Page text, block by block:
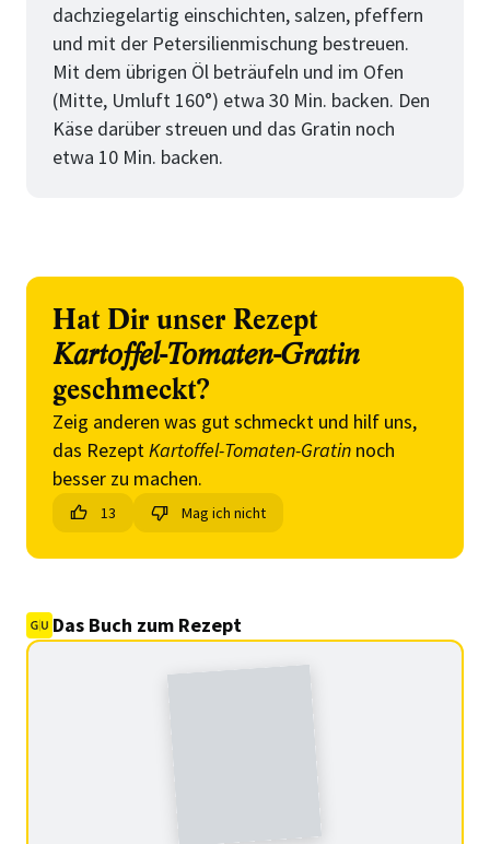
dachziegelartig einschichten, salzen, pfeffern
und mit der Petersilienmischung bestreuen.
Mit dem übrigen Öl beträufeln und im Ofen
(Mitte, Umluft 160°) etwa 30 Min. backen. Den
Käse darüber streuen und das Gratin noch
etwa 10 Min. backen.
Hat Dir unser Rezept
Kartoffel-Tomaten-Gratin
geschmeckt?
Zeig anderen was gut schmeckt und hilf uns,
das RezeptKartoffel-Tomaten-Gratin noch
besser zu machen.
13 Mag ich nicht
Das Buch zum Rezept